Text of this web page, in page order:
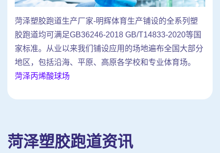
菏泽塑胶跑道生产厂家-明辉体育生产铺设的全系列塑
胶跑道均可满足GB36246-2018 GB/T14833-2020等国
家标准。从业以来我们铺设应用的场地遍布全国大部分
地区，包括沿海、平原、高原各学校和专业体育场。
菏泽丙烯酸球场
菏泽塑胶跑道资讯